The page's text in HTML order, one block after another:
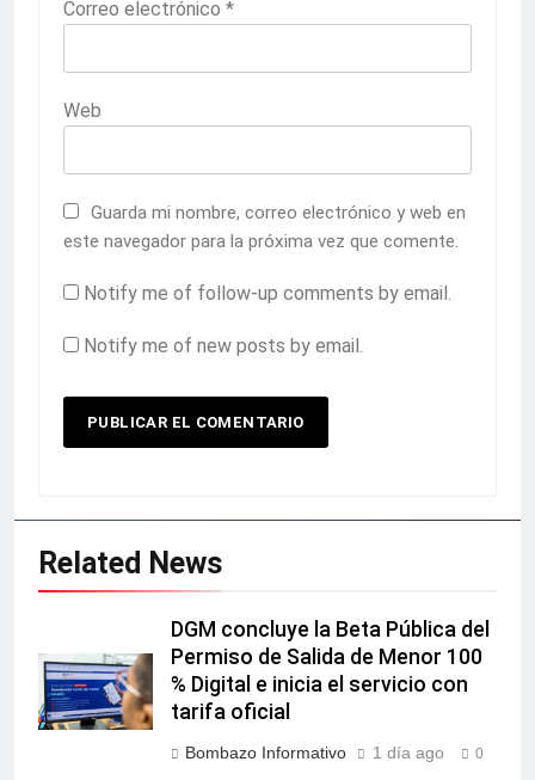
Correo electrónico *
Web
Guarda mi nombre, correo electrónico y web en
este navegador para la próxima vez que comente.
Notify me of follow-up comments by email.
Notify me of new posts by email.
Related News
DGM concluye la Beta Pública del
Permiso de Salida de Menor 100
% Digital e inicia el servicio con
tarifa oficial
Bombazo Informativo 1 día ago 0